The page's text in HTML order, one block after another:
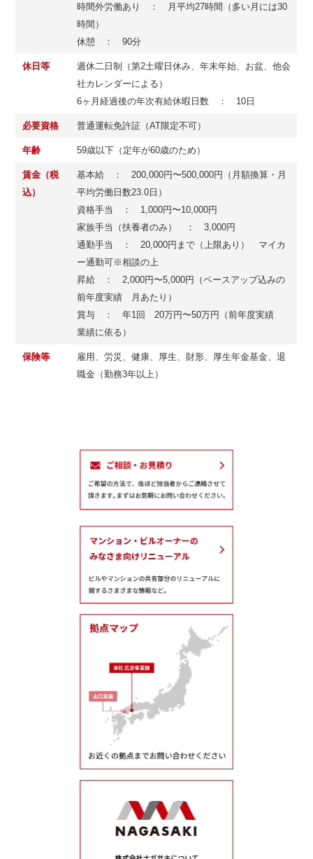
時間外労働あり ： 月平均27時間（多い月には30
時間）
休憩 ： 90分
休日等
週休二日制（第2土曜日休み、年末年始、お盆、他会
社カレンダーによる）
6ヶ月経過後の年次有給休暇日数 ： 10日
必要資格 普通運転免許証（AT限定不可）
年齢 59歳以下（定年が60歳のため）
賃金（税
込）
基本給 ： 200,000円〜500,000円（月額換算・月
平均労働日数23.0日）
資格手当 ： 1,000円〜10,000円
家族手当（扶養者のみ） ： 3,000円
通勤手当 ： 20,000円まで（上限あり） マイカ
ー通勤可※相談の上
昇給 ： 2,000円〜5,000円（ベースアップ込みの
前年度実績 月あたり）
賞与 ： 年1回 20万円〜50万円（前年度実績
業績に依る）
保険等
雇用、労災、健康、厚生、財形、厚生年金基金、退
職金（勤務3年以上）